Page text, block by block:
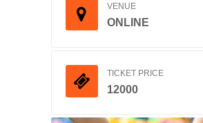
VENUE
ONLINE
TICKET PRICE
12000